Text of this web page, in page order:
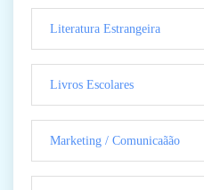
Literatura Estrangeira
Livros Escolares
Marketing / Comunicaãão